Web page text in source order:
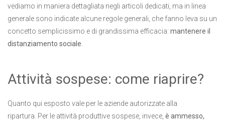
vediamo in maniera dettagliata negli articoli dedicati, ma in linea
generale sono indicate alcune regole generali, che fanno leva su un
concetto semplicissimo e di grandissima efficacia: mantenere il
distanziamento sociale
Attività sospese: come riaprire?
Quanto qui esposto vale per le aziende autorizzate alla
ripartura. Per le attività produttive sospese, invece, è ammesso,